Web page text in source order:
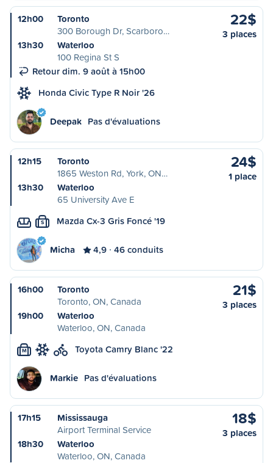
12h00
Toronto
300 Borough Dr, Scarboro…
13h30
Waterloo
100 Regina St S
Retour dim. 9 août à 15h00
22$
3 places
Honda Civic Type R Noir '26
Deepak Pas d'évaluations
12h15
Toronto
1865 Weston Rd, York, ON…
13h30
Waterloo
65 University Ave E
24$
1 place
S Mazda Cx-3 Gris Foncé '19
Micha 4,9 46 conduits
16h00
Toronto
Toronto, ON, Canada
19h00
Waterloo
Waterloo, ON, Canada
21$
3 places
M Toyota Camry Blanc '22
Markie Pas d'évaluations
17h15
Mississauga
Airport Terminal Service
18h30
Waterloo
Waterloo, ON, Canada
18$
3 places